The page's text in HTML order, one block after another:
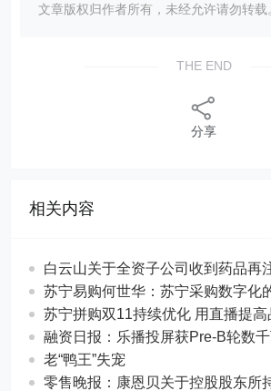
文章版权归作者所有，未经允许请勿转载
THE END
分享
相关内容
白云山关于全资子公司收到药品再
苏宁易购何世华：苏宁采购数字化
苏宁拼购双11持续优化 用直播提
融资日报：乐播投屏获Pre-B轮数
老“鸭王”失宠
零售晚报：康恩贝关于控股股东所